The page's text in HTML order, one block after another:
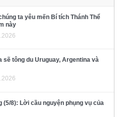
ta yêu mến Bí tích Thánh Thể
này
sẽ tông du Uruguay, Argentina và
(5/8): Lời cầu nguyện phụng vụ của